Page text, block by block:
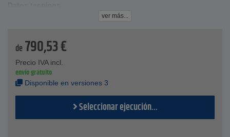
Caudal - máx. 15,5 l/min
Vacío final - 83 % (-830 mbar)
Motor - Ancla de campana
Rodamiento de bolas
Tensión - 12 ó 24 V CC
Clase de protección - IP40
Temperatura ambiente - de -10 °C a +40 °C
Sentido de giro - derecha o derecha/izquierda
ver más...
de 790,53€
Precio IVA incl.
envío gratuito
Disponible en versiones 3
Seleccionar ejecución...